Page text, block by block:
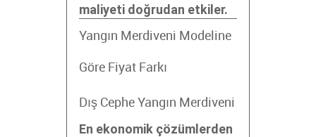
maliyeti doğrudan etkiler.
Yangın Merdiveni Modeline
Göre Fiyat Farkı
Dış Cephe Yangın Merdiveni
En ekonomik çözümlerden